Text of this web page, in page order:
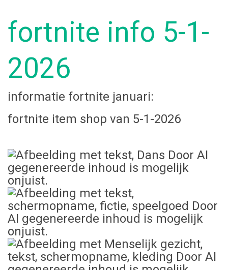
fortnite info 5-1-
2026
informatie fortnite januari:
fortnite item shop van 5-1-2026